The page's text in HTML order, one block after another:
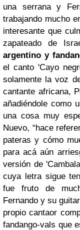
una serrana y
trabajando mucho
interesante que
zapateado de
argentino y
el canto 'Cayo
solamente la voz
cantante africana,
añadiéndole como
una cosa muy
Nuevo, “hace
pateras y cómo
para acá aún
versión de
cuya letra sigue
fue fruto de
Fernando y su
propio cantaor
fandango-vals que